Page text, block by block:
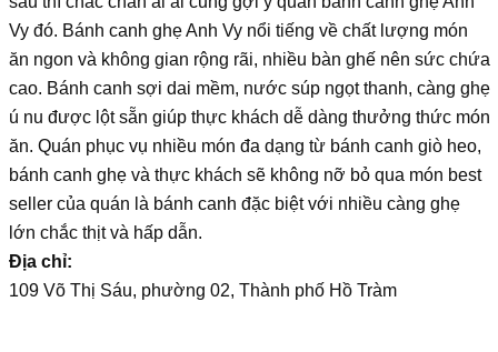
Vy đó. Bánh canh ghẹ Anh Vy nổi tiếng về chất lượng món
ăn ngon và không gian rộng rãi, nhiều bàn ghế nên sức chứa
cao. Bánh canh sợi dai mềm, nước súp ngọt thanh, càng ghẹ
ú nu được lột sẵn giúp thực khách dễ dàng thưởng thức món
ăn. Quán phục vụ nhiều món đa dạng từ bánh canh giò heo,
bánh canh ghẹ và thực khách sẽ không nỡ bỏ qua món best
seller của quán là bánh canh đặc biệt với nhiều càng ghẹ
lớn chắc thịt và hấp dẫn.
Địa chỉ:
109 Võ Thị Sáu, phường 02, Thành phố Hồ Tràm